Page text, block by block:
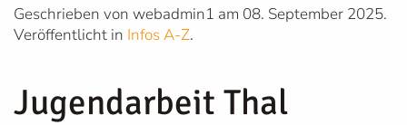
Geschrieben von webadmin1 am 08. September 2025.
Veröffentlicht in Infos A-Z.
Jugendarbeit Thal